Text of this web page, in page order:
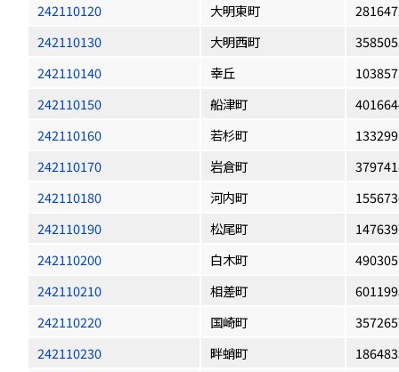
242110120
大明東町
242110130
大明西町
242110140
幸丘
242110150
船津町
242110160
若杉町
242110170
岩倉町
242110180
河内町
242110190
松尾町
242110200
白木町
242110210
相差町
242110220
国崎町
242110230
畔蛸町